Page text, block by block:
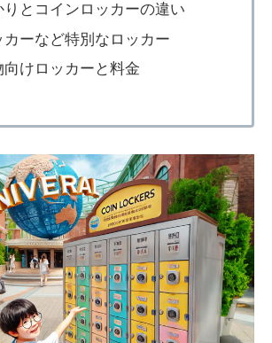
りとコインロッカーの違い
カーなど特別なロッカー
向けロッカーと料金